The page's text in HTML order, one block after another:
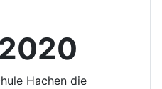
Hachen die